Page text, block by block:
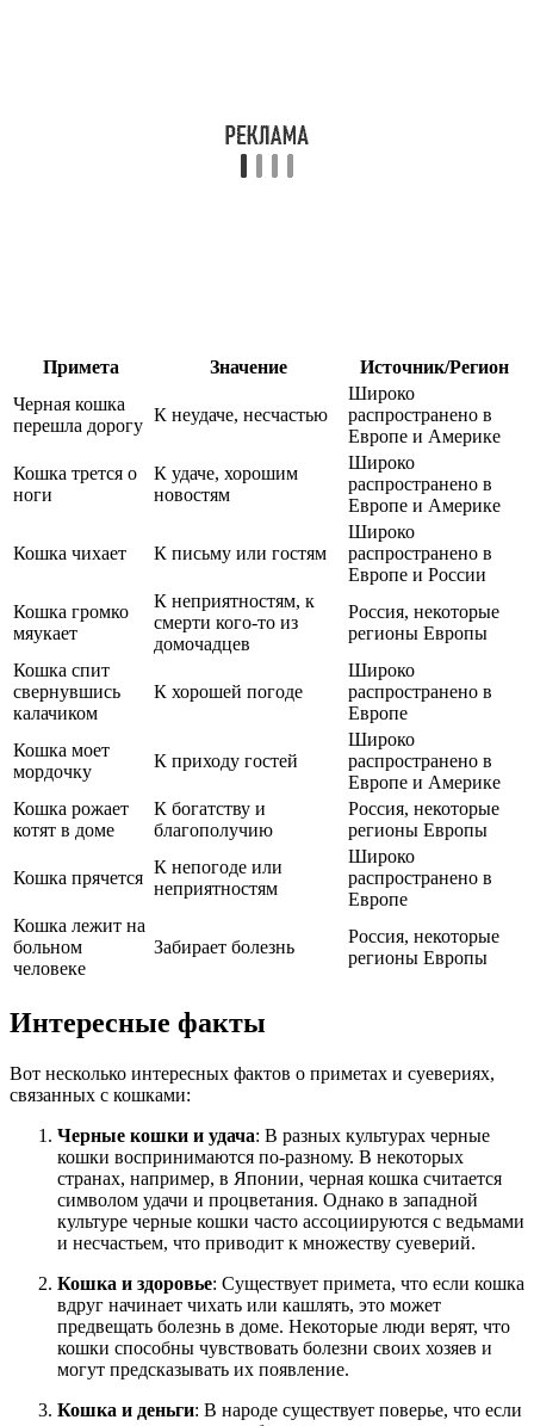
Примета Значение
Источник/Регион
Черная кошка
перешла дорогу
К неудаче, несчастью
Широко
распространено в
Европе и Америке
Кошка трется о
ноги
К удаче, хорошим
новостям
Широко
распространено в
Европе и Америке
Кошка чихает К письму или гостям
Широко
распространено в
Европе и России
Кошка громко
мяукает
К неприятностям, к
смерти кого-то из
домочадцев
Россия, некоторые
регионы Европы
Кошка спит
свернувшись
калачиком
К хорошей погоде
Широко
распространено в
Европе
Кошка моет
мордочку
К приходу гостей
Широко
распространено в
Европе и Америке
Кошка рожает
котят в доме
К богатству и
благополучию
Россия, некоторые
регионы Европы
Кошка прячется
К непогоде или
неприятностям
Широко
распространено в
Европе
Кошка лежит на
больном
человеке
Забирает болезнь
Россия, некоторые
регионы Европы
Интересные факты
Вот несколько интересных фактов о приметах и суевериях,
связанных с кошками:
Черные кошки и удача: В разных культурах черные
кошки воспринимаются по-разному. В некоторых
странах, например, в Японии, черная кошка считается
символом удачи и процветания. Однако в западной
культуре черные кошки часто ассоциируются с ведьмами
и несчастьем, что приводит к множеству суеверий.
Кошка и здоровье: Существует примета, что если кошка
вдруг начинает чихать или кашлять, это может
предвещать болезнь в доме. Некоторые люди верят, что
кошки способны чувствовать болезни своих хозяев и
могут предсказывать их появление.
Кошка и деньги: В народе существует поверье, что если